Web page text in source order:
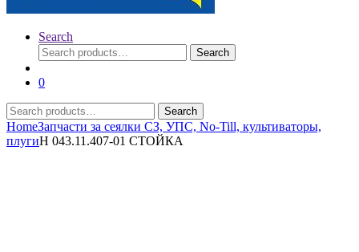
Search
Search
for:
Search
0
Search
for:
Search
HomeЗапчасти за сеялки СЗ, УПС, No-Till, культиваторы,
плугиН 043.11.407-01 СТОЙКА